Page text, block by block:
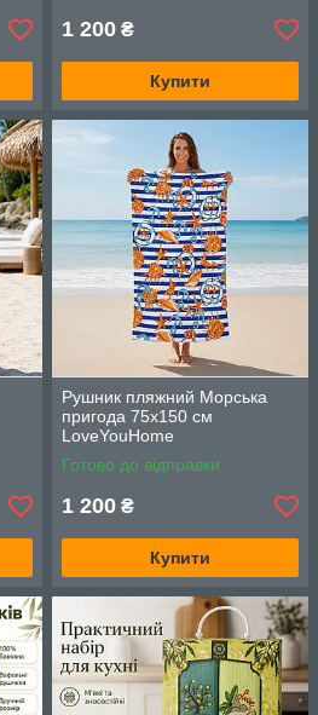
1 200 ₴
Купити
Рушник пляжний Морська
пригода 75х150 см
LoveYouHome
Готово до відправки
1 200 ₴
Купити